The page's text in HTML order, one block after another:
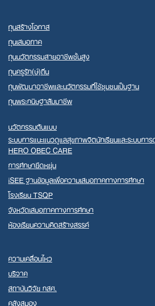
ทุนสร้างโอกาส
ทุนเสมอภาค
ทุนนวัตกรรมสายอาชีพชั้นสูง
ทุนครูรัก(ษ์)ถิ่น
ทุนพัฒนาอาชีพและนวัตกรรมที่ใช้ชุมชนเป็นฐาน
ทุนพระกนิษฐาสัมมาชีพ
นวัตกรรมต้นแบบ
ระบบการแนะแนวดูแลสุขภาพจิตนักเรียนและระบบกา
HERO OBEC CARE
การศึกษายืดหยุ่น
iSEE ฐานข้อมูลเพื่อความเสมอภาคทางการศึกษา
โรงเรียน TSQP
จังหวัดเสมอภาคทางการศึกษา
ห้องเรียนความคิดสร้างสรรค์
ความเคลื่อนไหว
บริจาค
สถาบันวิจัย กสศ.
คลังสมอง